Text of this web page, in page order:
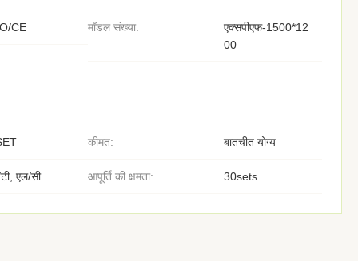
CE मॉडल संख्या:
एक्सपीएफ-1500*12
00
कीमत: बातचीत योग्य
एल/सी आपूर्ति की क्षमता: 30sets